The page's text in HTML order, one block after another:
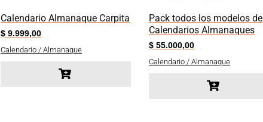
Calendario Almanaque Carpita
$ 9.999,00
Calendario / Almanaque
Pack todos los modelos de
Calendarios Almanaques
$ 55.000,00
Calendario / Almanaque